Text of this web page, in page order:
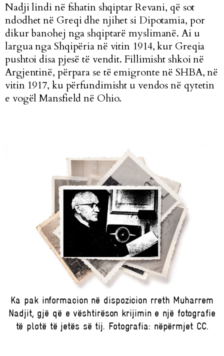
Nadji lindi në fshatin shqiptar Revani, që sot
ndodhet në Greqi dhe njihet si Dipotamia, por
dikur banohej nga shqiptarë myslimanë. Ai u
largua nga Shqipëria në vitin 1914, kur Greqia
pushtoi disa pjesë të vendit. Fillimisht shkoi në
Argjentinë, përpara se të emigronte në SHBA, në
vitin 1917, ku përfundimisht u vendos në qytetin
e vogël Mansfield në Ohio.
Ka pak informacion në dispozicion rreth Muharrem
Nadjit, gjë që e vështirëson krijimin e një fotografie
të plotë të jetës së tij. Fotografia: nëpërmjet CC.